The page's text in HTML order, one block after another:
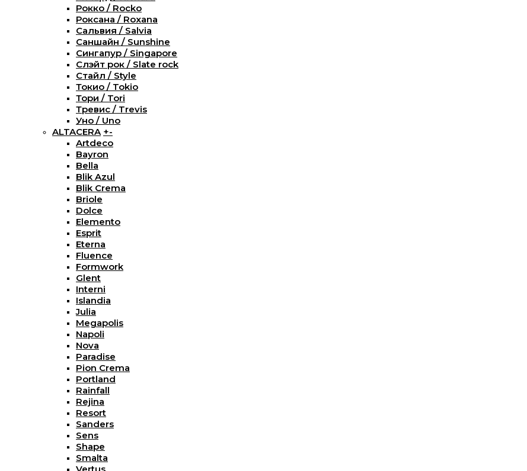
Рокко / Rocko
Роксана / Roxana
Сальвия / Salvia
Саншайн / Sunshine
Сингапур / Singapore
Слэйт рок / Slate rock
Стайл / Style
Токио / Tokio
Тори / Tori
Тревис / Trevis
Уно / Uno
ALTACERA +-
Artdeco
Bayron
Bella
Blik Azul
Blik Crema
Briole
Dolce
Elemento
Esprit
Eterna
Fluence
Formwork
Glent
Interni
Islandia
Julia
Megapolis
Napoli
Nova
Paradise
Pion Crema
Portland
Rainfall
Rejina
Resort
Sanders
Sens
Shape
Smalta